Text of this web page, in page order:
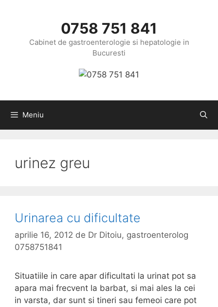
0758 751 841
Cabinet de gastroenterologie si hepatologie in
Bucuresti
Meniu
urinez greu
Urinarea cu dificultate
aprilie 16, 2012 de Dr Ditoiu, gastroenterolog
0758751841
Situatiile in care apar dificultati la urinat pot sa
apara mai frecvent la barbat, si mai ales la cei
in varsta, dar sunt si tineri sau femeoi care pot